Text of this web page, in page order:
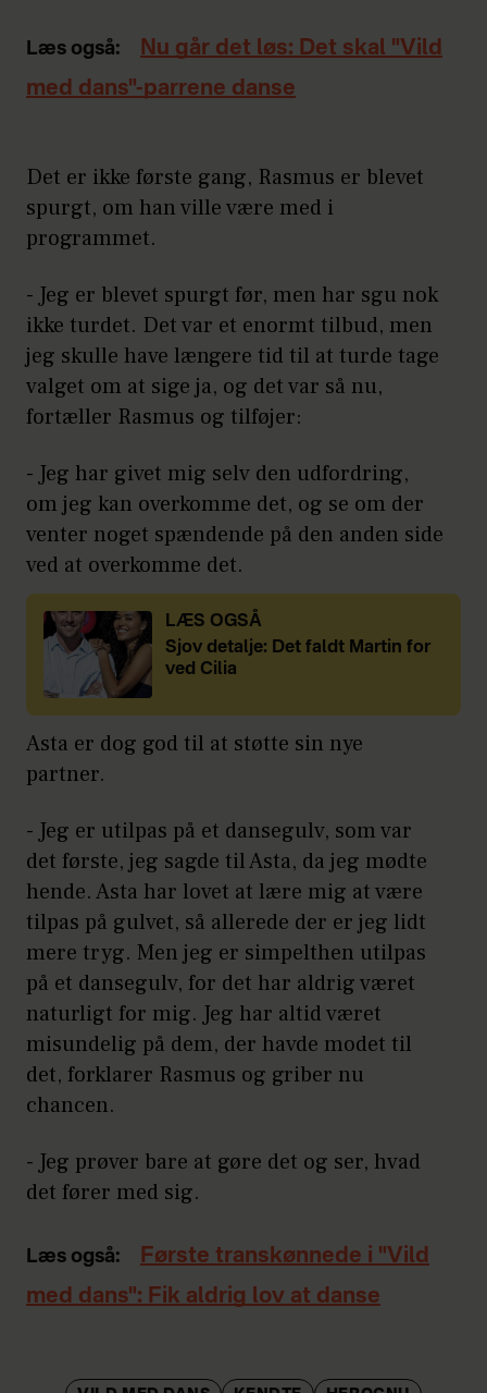
Læs også:
Nu går det løs: Det skal "Vild
med dans"-parrene danse
Det er ikke første gang, Rasmus er blevet
spurgt, om han ville være med i
programmet.
- Jeg er blevet spurgt før, men har sgu nok
ikke turdet. Det var et enormt tilbud, men
jeg skulle have længere tid til at turde tage
valget om at sige ja, og det var så nu,
fortæller Rasmus og tilføjer:
- Jeg har givet mig selv den udfordring,
om jeg kan overkomme det, og se om der
venter noget spændende på den anden side
ved at overkomme det.
LÆS OGSÅ
Sjov detalje: Det faldt Martin for
ved Cilia
Asta er dog god til at støtte sin nye
partner.
- Jeg er utilpas på et dansegulv, som var
det første, jeg sagde til Asta, da jeg mødte
hende. Asta har lovet at lære mig at være
tilpas på gulvet, så allerede der er jeg lidt
mere tryg. Men jeg er simpelthen utilpas
på et dansegulv, for det har aldrig været
naturligt for mig. Jeg har altid været
misundelig på dem, der havde modet til
det, forklarer Rasmus og griber nu
chancen.
- Jeg prøver bare at gøre det og ser, hvad
det fører med sig.
Læs også:
Første transkønnede i "Vild
med dans": Fik aldrig lov at danse